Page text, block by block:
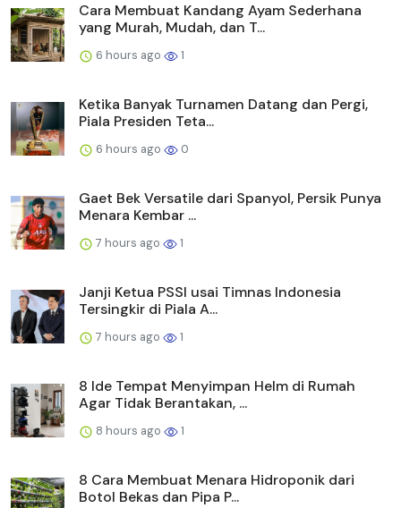
Cara Membuat Kandang Ayam Sederhana
yang Murah, Mudah, dan T...
6 hours ago 1
Ketika Banyak Turnamen Datang dan Pergi,
Piala Presiden Teta...
6 hours ago 0
Gaet Bek Versatile dari Spanyol, Persik Punya
Menara Kembar ...
7 hours ago 1
Janji Ketua PSSI usai Timnas Indonesia
Tersingkir di Piala A...
7 hours ago 1
8 Ide Tempat Menyimpan Helm di Rumah
Agar Tidak Berantakan, ...
8 hours ago 1
8 Cara Membuat Menara Hidroponik dari
Botol Bekas dan Pipa P...